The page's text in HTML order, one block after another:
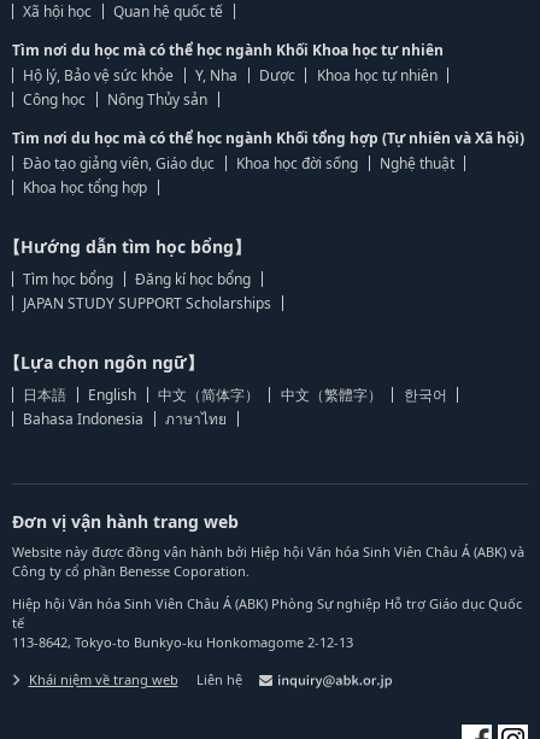
Xã hội học
Quan hệ quốc tế
Tìm nơi du học mà có thể học ngành Khối Khoa học tự nhiên
Hộ lý, Bảo vệ sức khỏe
Y, Nha Dược
Khoa học tự nhiên
Công học
Nông Thủy sản
Tìm nơi du học mà có thể học ngành Khối tổng hợp (Tự nhiên và Xã hội)
Đào tạo giảng viên, Giáo dục
Khoa học đời sống
Nghệ thuật
Khoa học tổng hợp
【Hướng dẫn tìm học bổng】
Tìm học bổng
Đăng kí học bổng
JAPAN STUDY SUPPORT Scholarships
【Lựa chọn ngôn ngữ】
日本語 English 中文（简体字） 中文（繁體字）
한국어
Bahasa Indonesia
ภาษาไทย
Đơn vị vận hành trang web
Website này được đồng vận hành bởi Hiệp hội Văn hóa Sinh Viên Châu Á (ABK) và
Công ty cổ phần Benesse Coporation.
Hiệp hội Văn hóa Sinh Viên Châu Á (ABK) Phòng Sự nghiệp Hỗ trợ Giáo dục Quốc
tế
113-8642, Tokyo-to Bunkyo-ku Honkomagome 2-12-13
Khái niệm về trang web Liên hệ